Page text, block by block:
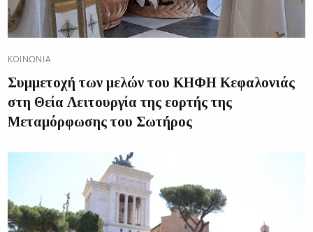
ΚΟΙΝΩΝΊΑ
Συμμετοχή των μελών του ΚΗΦΗ Κεφαλονιάς
στη Θεία Λειτουργία της εορτής της
Μεταμόρφωσης του Σωτήρος